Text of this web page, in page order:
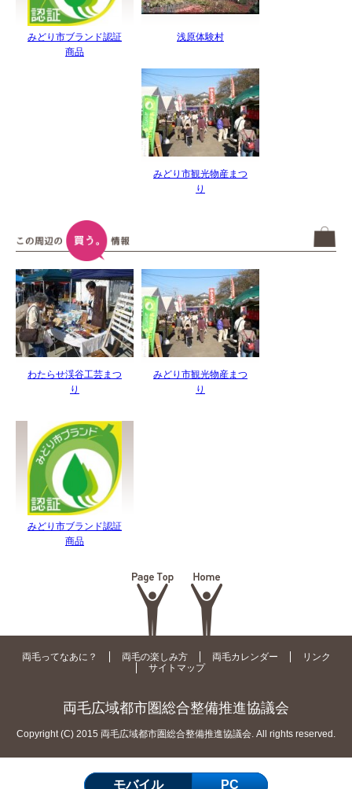
みどり市ブランド認証
商品
浅原体験村
みどり市観光物産まつ
り
わたらせ渓谷工芸まつ
り
みどり市観光物産まつ
り
みどり市ブランド認証
商品
両毛ってなあに？ 両毛の楽しみ方 両毛カレンダー
リンク
サイトマップ
両毛広域都市圏総合整備推進協議会
Copyright (C) 2015 両毛広域都市圏総合整備推進協議会. All rights reserved.
モバイル PC